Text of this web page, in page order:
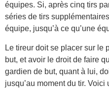
équipes. Si, après cinq tirs
séries de tirs
équipe, jusqu’à ce qu’une
Le tireur doit se placer sur le
but, et avoir le droit de faire
gardien de but, quant à lui,
jusqu’au moment du tir.